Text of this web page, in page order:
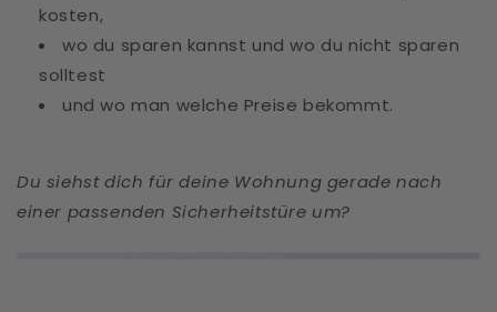
kosten,
wo du sparen kannst und wo du nicht sparen
solltest
und wo man welche Preise bekommt.
Du siehst dich für deine Wohnung gerade nach
einer passenden Sicherheitstüre um?